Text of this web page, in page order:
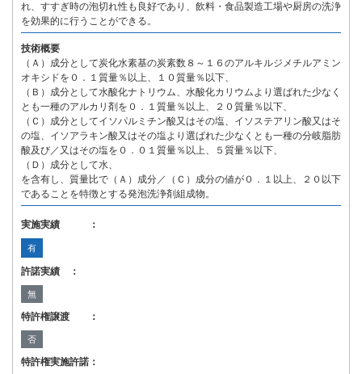
れ、すすぎ時の泡切れ性も良好であり、飲料・食品製造工場や厨房の洗浄
を効果的に行うことができる。
技術概要
（Ａ）成分として炭化水素基の炭素数８～１６のアルキルジメチルアミン
オキシドを０．１質量％以上、１０質量％以下、
（Ｂ）成分として水酸化ナトリウム、水酸化カリウムより選ばれた少なく
とも一種のアルカリ剤を０．１質量％以上、２０質量％以下、
（Ｃ）成分としてイソパルミチン酸又はその塩、イソステアリン酸又はそ
の塩、イソアラキン酸又はその塩より選ばれた少なくとも一種の分岐脂肪
酸及び／又はその塩を０．０１質量％以上、５質量％以下、
（Ｄ）成分として水、
を含有し、質量比で（Ａ）成分／（Ｃ）成分の値が０．１以上、２０以下
であることを特徴とする発泡洗浄剤組成物。
実施実績 ：
有
許諾実績 ：
無
特許権譲渡 ：
否
特許権実施許諾：